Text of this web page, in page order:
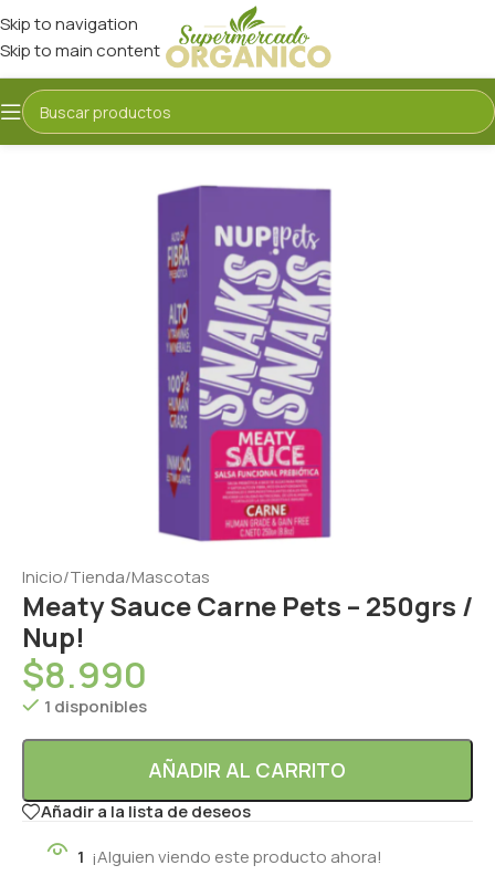
Skip to navigation
Skip to main content
Inicio/Tienda/Mascotas
Meaty Sauce Carne Pets – 250grs /
Nup!
$8.990
1 disponibles
AÑADIR AL CARRITO
Añadir a la lista de deseos
1 ¡Alguien viendo este producto ahora!